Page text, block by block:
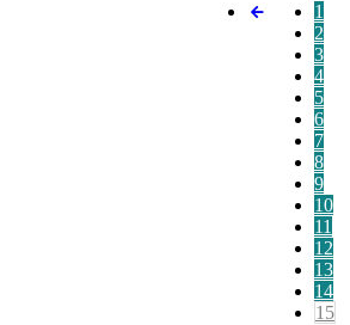
1
2
3
4
5
6
7
8
9
10
11
12
13
14
15